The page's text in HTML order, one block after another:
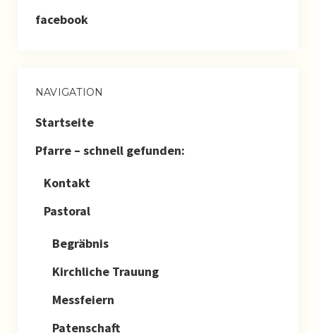
facebook
NAVIGATION
Startseite
Pfarre – schnell gefunden:
Kontakt
Pastoral
Begräbnis
Kirchliche Trauung
Messfeiern
Patenschaft